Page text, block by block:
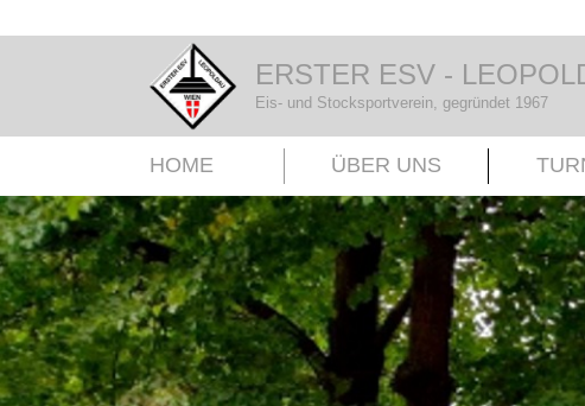
ERSTER ESV -
Eis- und Stocksportverein, gegründet 1967
HOME ÜBER UNS